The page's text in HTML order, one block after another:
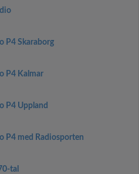
P4 Skaraborg
P4 Kalmar
P4 Uppland
P4 med Radiosporten
tal